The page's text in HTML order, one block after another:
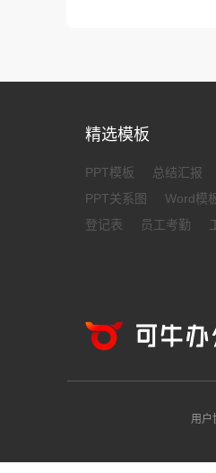
精选模板
PPT模板 总结汇报
PPT关系图
Word模
登记表
员工考勤
用户